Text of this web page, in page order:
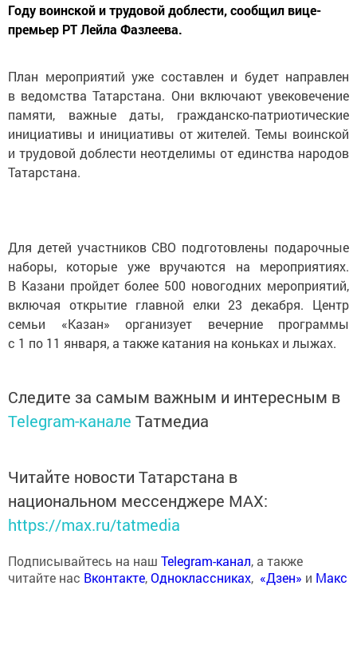
Году воинской и трудовой доблести, сообщил вице-
премьер РТ Лейла Фазлеева.
План мероприятий уже составлен и будет направлен
в ведомства Татарстана. Они включают увековечение
памяти, важные даты, гражданско-патриотические
инициативы и инициативы от жителей. Темы воинской
и трудовой доблести неотделимы от единства народов
Татарстана.
Для детей участников СВО подготовлены подарочные
наборы, которые уже вручаются на мероприятиях.
В Казани пройдет более 500 новогодних мероприятий,
включая открытие главной елки 23 декабря. Центр
семьи «Казан» организует вечерние программы
с 1 по 11 января, а также катания на коньках и лыжах.
Следите за самым важным и интересным в
Telegram-канале Татмедиа
Читайте новости Татарстана в
национальном мессенджере MАХ:
https://max.ru/tatmedia
Подписывайтесь на наш Telegram-канал, а также
читайте нас Вконтакте,Одноклассниках, «Дзен» и Макс